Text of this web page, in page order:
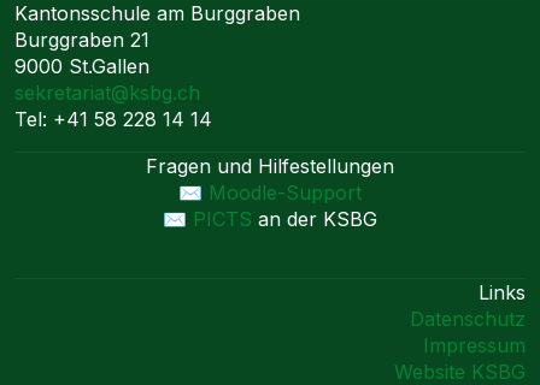
Kantonsschule am Burggraben
Burggraben 21
9000 St.Gallen
sekretariat@ksbg.ch
Tel: +41 58 228 14 14
Fragen und Hilfestellungen
✉️ Moodle-Support
✉️ PICTS an der KSBG
Links
Datenschutz
Impressum
Website KSBG